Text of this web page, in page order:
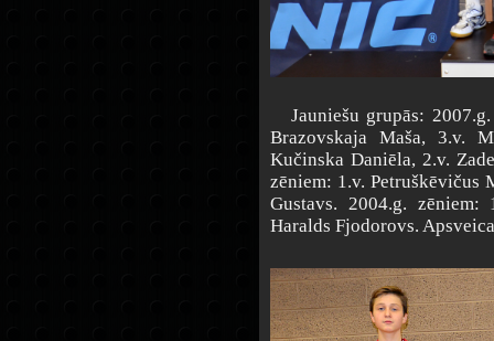
Jauniešu grupās: 2007.g.
Brazovskaja Maša, 3.v.
Kučinska Daniēla, 2.v.
zēniem: 1.v. Petruškēvičus
Gustavs. 2004.g.
Haralds Fjodorovs.